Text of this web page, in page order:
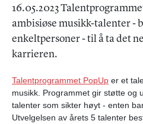
16.05.2023
ambisiøse musikk-talenter -
enkeltpersoner - til å ta det
karrieren.
Talentprogrammet PopUp er et
musikk. Programmet gir støtte og
talenter som sikter høyt - enten
Utvelgelsen av årets 5 talenter